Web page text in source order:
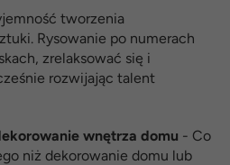
tworzenia
Rysowanie po numerach
zrelaksować się i
rozwijając talent
wnętrza domu - Co
niż dekorowanie domu lub